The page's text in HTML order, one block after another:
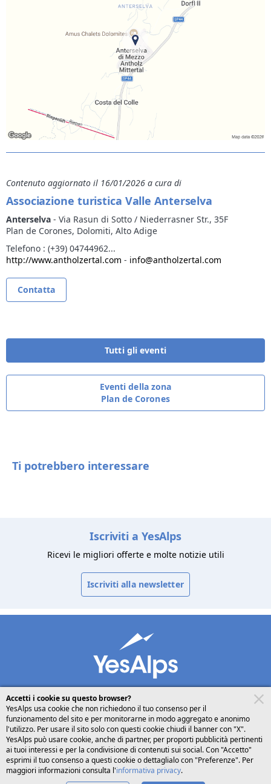
Contenuto aggiornato il 16/01/2026 a cura di
Associazione turistica Valle Anterselva
Anterselva - Via Rasun di Sotto / Niederrasner Str., 35F
Plan de Corones, Dolomiti, Alto Adige
Telefono : (+39) 04744962...
http://www.antholzertal.com - info@antholzertal.com
Contatta
Tutti gli eventi
Eventi della zona
Plan de Corones
Ti potrebbero interessare
Iscriviti a YesAlps
Ricevi le migliori offerte e molte notizie utili
Iscriviti alla newsletter
desktop seguici su condividi
Italiano
Accetti i cookie su questo browser?
YesAlps usa cookie che non richiedono il tuo consenso per il
funzionamento del sito e per monitorarne in modo aggregato e anonimo
l'utilizzo. Per usare il sito solo con questi cookie chiudi il banner con "X".
YesAlps può usare cookie, anche di partner, per proporti pubblicità pertinenti
ai tuoi interessi e per la condivisione di contenuti sui social. Con "Accetto"
esprimi il tuo consenso a questi cookie o dettaglialo con "Preferenze". Per
maggiori informazioni consulta l'informativa privacy.